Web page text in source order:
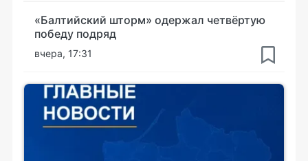
«Балтийский шторм» одержал четвёртую
победу подряд
вчера, 17:31